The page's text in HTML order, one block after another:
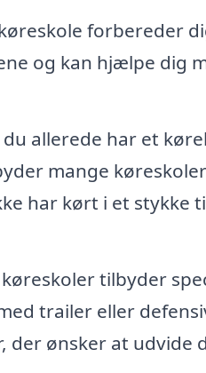
forbereder
og kan hjælpe dig
du allerede har et
mange
har kørt i et stykke
tilbyder
trailer eller
der ønsker at udvide